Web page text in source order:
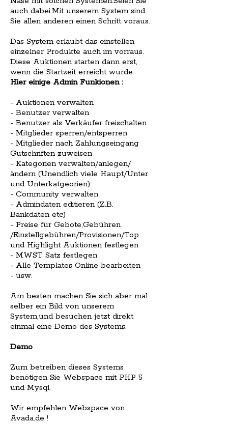
auch dabei.Mit unserem System sind
Sie allen anderen einen Schritt voraus.
Das System erlaubt das einstellen
einzelner Produkte auch im vorraus.
Diese Auktionen starten dann erst,
wenn die Startzeit erreicht wurde.
Hier einige Admin Funkionen :
- Auktionen verwalten
- Benutzer verwalten
- Benutzer als Verkäufer freischalten
- Mitglieder sperren/entsperren
- Mitglieder nach Zahlungseingang
Gutschriften zuweisen
- Kategorien verwalten/anlegen/
ändern (Unendlich viele Haupt/Unter
und Unterkatgeorien)
- Community verwalten
- Admindaten editieren (Z.B.
Bankdaten etc)
- Preise für Gebote,Gebühren
/Einstellgebühren/Provisionen/Top
und Highlight Auktionen festlegen
- MWST Satz festlegen
- Alle Templates Online bearbeiten
- usw.
Am besten machen Sie sich aber mal
selber ein Bild von unserem
System,und besuchen jetzt direkt
einmal eine Demo des Systems.
Demo
Zum betreiben dieses Systems
benötigen Sie Webspace mit PHP 5
und Mysql.
Wir empfehlen Webspace von
Avada.de !